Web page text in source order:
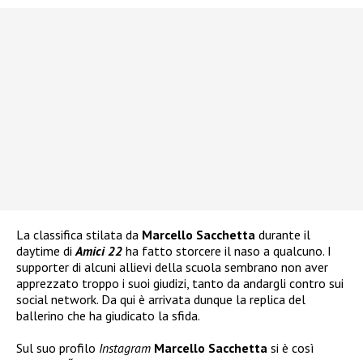
La classifica stilata da Marcello Sacchetta durante il
daytime diAmici 22 ha fatto storcere il naso a qualcuno. I
supporter di alcuni allievi della scuola sembrano non aver
apprezzato troppo i suoi giudizi, tanto da andargli contro sui
social network. Da qui è arrivata dunque la replica del
ballerino che ha giudicato la sfida.
Sul suo profilo Instagram Marcello Sacchetta si è così